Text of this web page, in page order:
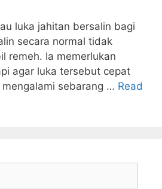
luka jahitan bersalin bagi
secara normal tidak
remeh. Ia memerlukan
agar luka tersebut cepat
sebarang … Read